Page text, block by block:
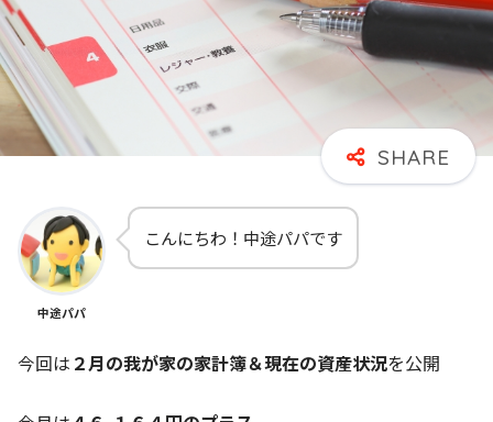
中途パパ
こんにちわ！中途パパです
今回は ２月の我が家の家計簿＆現在の資産状況を公開